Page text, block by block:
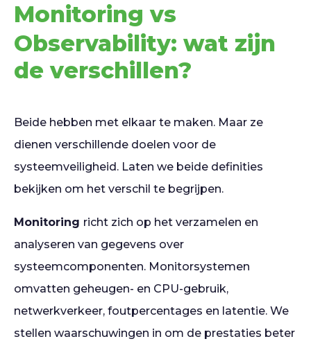
Monitoring vs
Observability: wat zijn
de verschillen?
Beide hebben met elkaar te maken. Maar ze
dienen verschillende doelen voor de
systeemveiligheid. Laten we beide definities
bekijken om het verschil te begrijpen.
Monitoring richt zich op het verzamelen en
analyseren van gegevens over
systeemcomponenten. Monitorsystemen
omvatten geheugen- en CPU-gebruik,
netwerkverkeer, foutpercentages en latentie. We
stellen waarschuwingen in om de prestaties beter